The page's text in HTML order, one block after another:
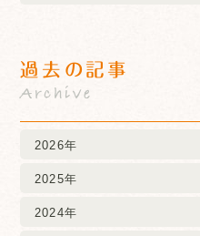
過去の記事
Archive
2026年
2025年
2024年